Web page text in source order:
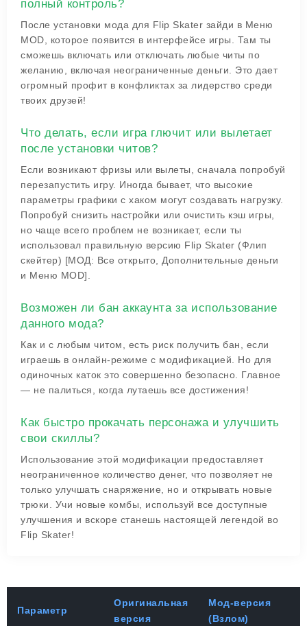
полный контроль?
После установки мода для Flip Skater зайди в Меню
MOD, которое появится в интерфейсе игры. Там ты
сможешь включать или отключать любые читы по
желанию, включая неограниченные деньги. Это дает
огромный профит в конфликтах за лидерство среди
твоих друзей!
Что делать, если игра глючит или вылетает
после установки читов?
Если возникают фризы или вылеты, сначала попробуй
перезапустить игру. Иногда бывает, что высокие
параметры графики с хаком могут создавать нагрузку.
Попробуй снизить настройки или очистить кэш игры,
но чаще всего проблем не возникает, если ты
использовал правильную версию Flip Skater (Флип
скейтер) [МОД: Все открыто, Дополнительные деньги
и Меню MOD].
Возможен ли бан аккаунта за использование
данного мода?
Как и с любым читом, есть риск получить бан, если
играешь в онлайн-режиме с модификацией. Но для
одиночных каток это совершенно безопасно. Главное
— не палиться, когда лутаешь все достижения!
Как быстро прокачать персонажа и улучшить
свои скиллы?
Использование этой модификации предоставляет
неограниченное количество денег, что позволяет не
только улучшать снаряжение, но и открывать новые
трюки. Учи новые комбы, используй все доступные
улучшения и вскоре станешь настоящей легендой во
Flip Skater!
Параметр
Оригинальная
версия
Мод-версия
(Взлом)